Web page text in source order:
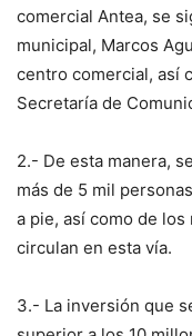
comercial Antea, se
municipal, Marcos
centro comercial, así
Secretaría de
2.- De esta manera,
más de 5 mil
a pie, así como de
circulan en esta vía.
3.- La inversión que